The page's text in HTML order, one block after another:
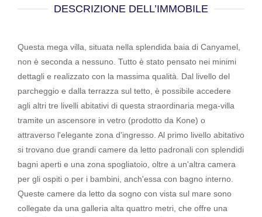
DESCRIZIONE DELL’IMMOBILE
Questa mega villa, situata nella splendida baia di Canyamel,
non è seconda a nessuno. Tutto è stato pensato nei minimi
dettagli e realizzato con la massima qualità. Dal livello del
parcheggio e dalla terrazza sul tetto, è possibile accedere
agli altri tre livelli abitativi di questa straordinaria mega-villa
tramite un ascensore in vetro (prodotto da Kone) o
attraverso l'elegante zona d'ingresso. Al primo livello abitativo
si trovano due grandi camere da letto padronali con splendidi
bagni aperti e una zona spogliatoio, oltre a un'altra camera
per gli ospiti o per i bambini, anch'essa con bagno interno.
Queste camere da letto da sogno con vista sul mare sono
collegate da una galleria alta quattro metri, che offre una